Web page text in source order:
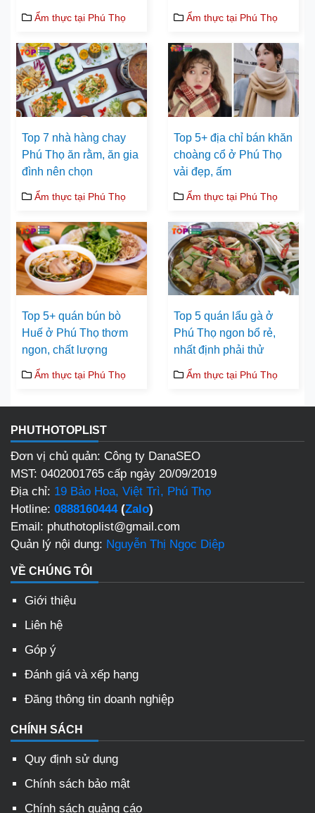
Ẩm thực tại Phú Thọ Ẩm thực tại Phú Thọ
Top 7 nhà hàng chay
Phú Thọ ăn rằm, ăn gia
đình nên chọn
Ẩm thực tại Phú Thọ
Top 5+ địa chỉ bán khăn
choàng cổ ở Phú Thọ
vải đẹp, ấm
Ẩm thực tại Phú Thọ
Top 5+ quán bún bò
Huế ở Phú Thọ thơm
ngon, chất lượng
Ẩm thực tại Phú Thọ
Top 5 quán lẩu gà ở
Phú Thọ ngon bổ rẻ,
nhất định phải thử
Ẩm thực tại Phú Thọ
PHUTHOTOPLIST
Đơn vị chủ quản: Công ty DanaSEO
MST: 0402001765 cấp ngày 20/09/2019
Địa chỉ: 19 Bảo Hoa, Việt Trì, Phú Thọ
Hotline: 0888160444(Zalo)
Email: phuthotoplist@gmail.com
Quản lý nội dung: Nguyễn Thị Ngọc Diệp
VỀ CHÚNG TÔI
Giới thiệu
Liên hệ
Góp ý
Đánh giá và xếp hạng
Đăng thông tin doanh nghiệp
CHÍNH SÁCH
Quy định sử dụng
Chính sách bảo mật
Chính sách quảng cáo